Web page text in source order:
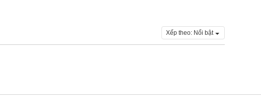
Xếp theo: Nổi bật